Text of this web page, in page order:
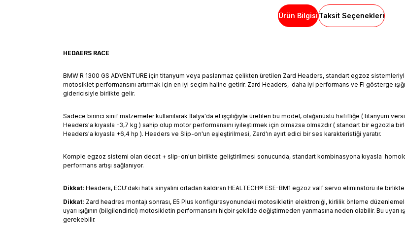
Ürün BilgisiTaksit Seçenekleri
HEDAERS RACE
BMW R 1300 GS ADVENTURE için titanyum veya paslanmaz çelikten üretilen Zard Headers, standart egzoz
motosiklet performansını artırmak için en iyi seçim haline getirir. Zard Headers, daha iyi performans ve FI gösterge
gidericisiyle birlikte gelir.
Sadece birinci sınıf malzemeler kullanılarak İtalya'da el işçiliğiyle üretilen bu model, olağanüstü hafifliğe ( titanyum
Headers'a kıyasla -3,7 kg ) sahip olup motor performansını iyileştirmek için olmazsa olmazdır ( standart bir egzozla
Headers'a kıyasla +6,4 hp ). Headers ve Slip-on'un eşleştirilmesi, Zard'ın ayırt edici bir ses karakteristiği yaratır.
Komple egzoz sistemi olan decat + slip-on'un birlikte geliştirilmesi sonucunda, standart kombinasyona kıyasla
performans artışı sağlanıyor.
Dikkat: Headers, ECU'daki hata sinyalini ortadan kaldıran HEALTECH® ESE-BM1 egzoz valf servo eliminatörü ile
Dikkat: Zard headres montajı sonrası, E5 Plus konfigürasyonundaki motosikletin elektroniği, kirlilik önleme
uyarı ışığının (bilgilendirici) motosikletin performansını hiçbir şekilde değiştirmeden yanmasına neden olabilir. Bu
gerekebilir.